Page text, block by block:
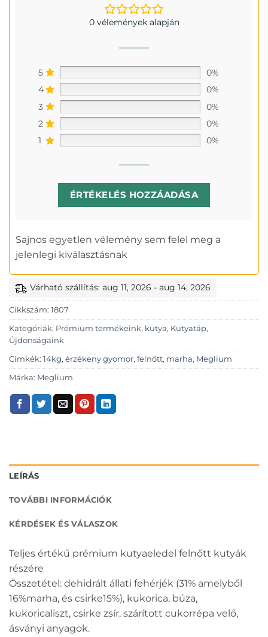
0 vélemények alapján
5
0%
4
0%
3
0%
2
0%
1
0%
ÉRTÉKELÉS HOZZÁADÁSA
Sajnos egyetlen vélemény sem felel meg a
jelenlegi kiválasztásnak
Várható szállítás: aug 11, 2026 - aug 14, 2026
Cikkszám: 1807
Kategóriák: Prémium termékeink, kutya, Kutyatáp,
Újdonságaink
Címkék: 14kg, érzékeny gyomor, felnőtt, marha, Meglium
Márka: Meglium
LEÍRÁS
TOVÁBBI INFORMÁCIÓK
KÉRDÉSEK ÉS VÁLASZOK
Teljes értékű prémium kutyaeledel felnőtt kutyák
részére
Összetétel: dehidrált állati fehérjék (31% amelyből
16%marha, és csirke15%), kukorica, búza,
kukoricaliszt, csirke zsír, szárított cukorrépa velő,
ásványi anyagok.